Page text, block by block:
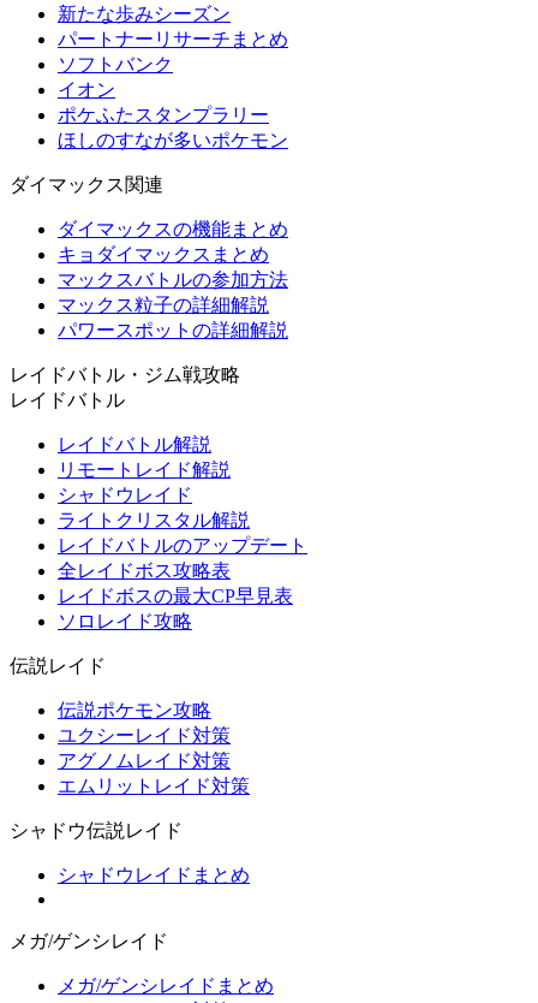
新たな歩みシーズン
パートナーリサーチまとめ
ソフトバンク
イオン
ポケふたスタンプラリー
ほしのすなが多いポケモン
ダイマックス関連
ダイマックスの機能まとめ
キョダイマックスまとめ
マックスバトルの参加方法
マックス粒子の詳細解説
パワースポットの詳細解説
レイドバトル・ジム戦攻略
レイドバトル
レイドバトル解説
リモートレイド解説
シャドウレイド
ライトクリスタル解説
レイドバトルのアップデート
全レイドボス攻略表
レイドボスの最大CP早見表
ソロレイド攻略
伝説レイド
伝説ポケモン攻略
ユクシーレイド対策
アグノムレイド対策
エムリットレイド対策
シャドウ伝説レイド
シャドウレイドまとめ
メガ/ゲンシレイド
メガ/ゲンシレイドまとめ